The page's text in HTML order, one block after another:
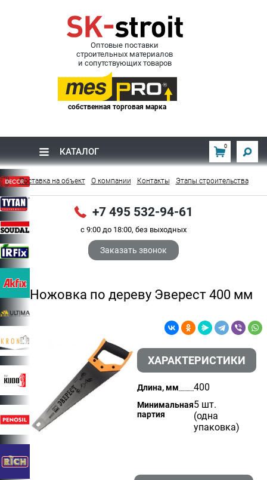
Оптовые поставки
строительных материалов
и сопутствующих товаров
собственная торговая марка
КАТАЛОГ 0
Поставка на объект О компании Контакты Этапы строительства
+7 495 532-94-61
с 9:00 до 18:00, без выходных
Заказать звонок
Ножовка по дереву Эверест 400 мм
ХАРАКТЕРИСТИКИ
Длина, мм 400
Минимальная
партия
5 шт.
(одна
упаковка)